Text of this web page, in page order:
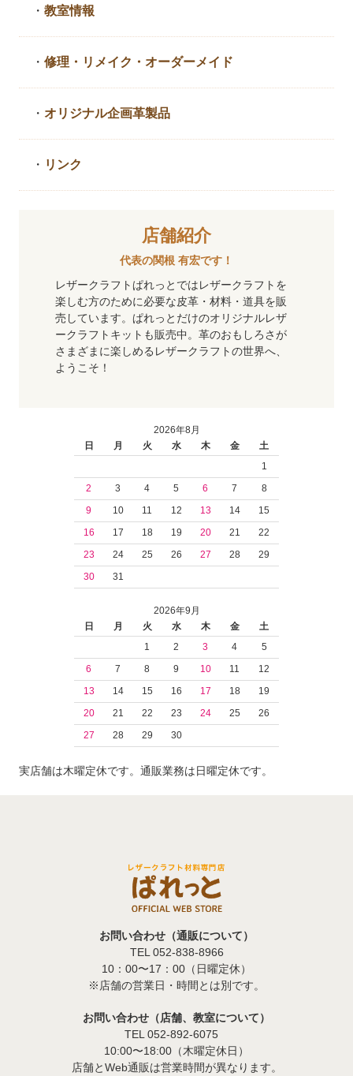
・教室情報
・修理・リメイク・ オーダーメイド
・ オリジナル企画革製品
・ リンク
店舗紹介
代表の関根 有宏です！
レザークラフトぱれっとではレザークラフトを
楽しむ方のために必要な皮革・材料・道具を販
売しています。ぱれっとだけのオリジナルレザ
ークラフトキットも販売中。革のおもしろさが
さまざまに楽しめるレザークラフトの世界へ、
ようこそ！
2026年8月
日
月 火 水 木 金
土
1
2
3 4 5 6 7
8
9
10 11 12 13 14
15
16
17 18 19 20 21
22
23
24 25 26 27 28
29
30
31
2026年9月
日
月 火 水 木 金
土
1
2 3 4
5
6
7 8 9 10 11
12
13
14 15 16 17 18
19
20
21 22 23 24 25
26
27
28 29 30
実店舗は木曜定休です。通販業務は日曜定休です。
お問い合わせ（通販について）
TEL 052-838-8966
10：00〜17：00（日曜定休）
※店舗の営業日・時間とは別です。
お問い合わせ（店舗、教室について）
TEL 052-892-6075
10:00〜18:00（木曜定休日）
店舗とWeb通販は営業時間が異なります。